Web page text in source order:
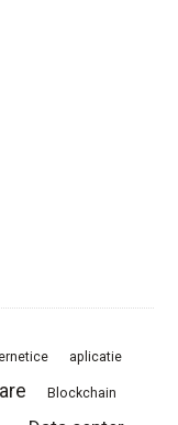
aplicatie
Blockchain